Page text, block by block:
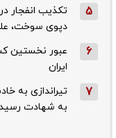
5
تکذیب ‌انفجار
دپوی سوخت،
6
عبور نخستین
ایران
7
تیراندازی به
به شهادت